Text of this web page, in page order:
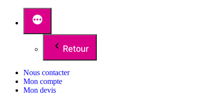
Retour
Nous contacter
Mon compte
Mon devis